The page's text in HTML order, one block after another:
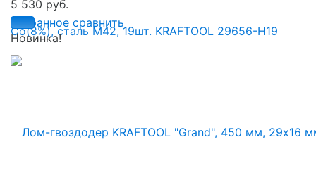
избранное сравнить
5 530 руб.
Новинка!